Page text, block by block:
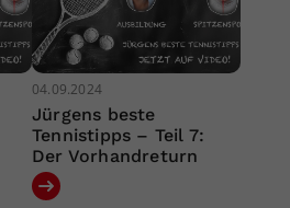
04.09.2024
Jürgens beste
Tennistipps – Teil 7:
Der Vorhandreturn